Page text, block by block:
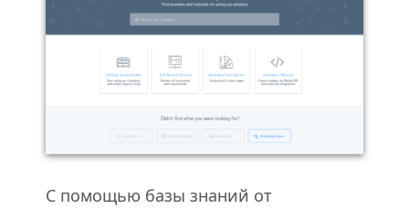
С помощью базы знаний от